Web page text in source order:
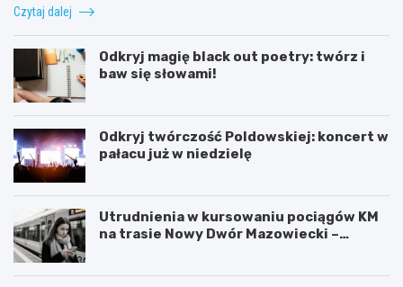
Czytaj dalej
Odkryj magię black out poetry: twórz i
baw się słowami!
Odkryj twórczość Poldowskiej: koncert w
pałacu już w niedzielę
Utrudnienia w kursowaniu pociągów KM
na trasie Nowy Dwór Mazowiecki –